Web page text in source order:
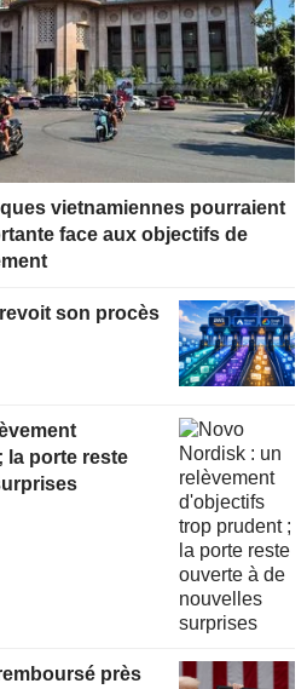
vietnamiennes pourraient
face aux objectifs de
son procès
la porte reste
près